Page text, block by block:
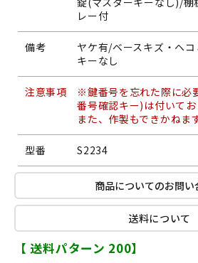
レー付
備考
ヤケ有/ベースキズ・ヘ
キーなし
注意事項
※鍵番号を忘れた際に必
番号確認キー)は付いてお
また、作製もできかねます
型番 S2234
商品についてのお問い
送料について
【 送料パターン 200】